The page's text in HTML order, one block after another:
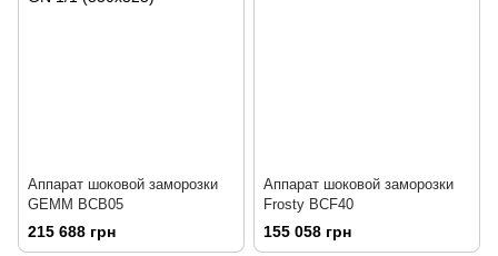
Аппарат шоковой заморозки
GEMM BCB05
215 688 грн
Аппарат шоковой заморозки
Frosty BCF40
155 058 грн